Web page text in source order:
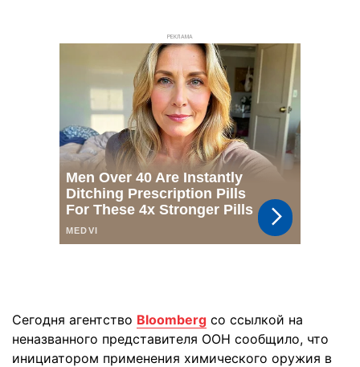
РЕКЛАМА
Сегодня агентство Bloomberg со ссылкой на
неназванного представителя ООН сообщило, что
инициатором применения химического оружия в